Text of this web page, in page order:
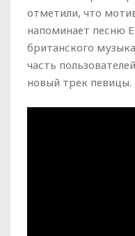
отметили, что
напоминает песню
британского
часть
новый трек певицы.